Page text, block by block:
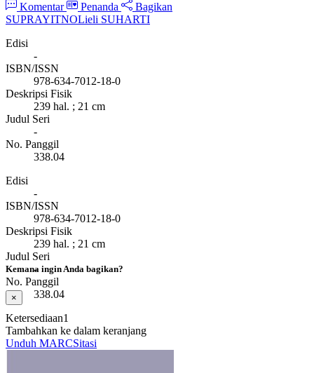
Komentar Penanda
Bagikan
SUPRAYITNOLieli SUHARTI
Edisi
-
ISBN/ISSN
978-634-7012-18-0
Deskripsi Fisik
239 hal. ; 21 cm
Judul Seri
-
No. Panggil
338.04
Edisi
-
ISBN/ISSN
978-634-7012-18-0
Deskripsi Fisik
239 hal. ; 21 cm
Judul Seri
-
No. Panggil
338.04
Ketersediaan1
Tambahkan ke dalam keranjang
Unduh MARCSitasi
Kemana ingin Anda bagikan?
×